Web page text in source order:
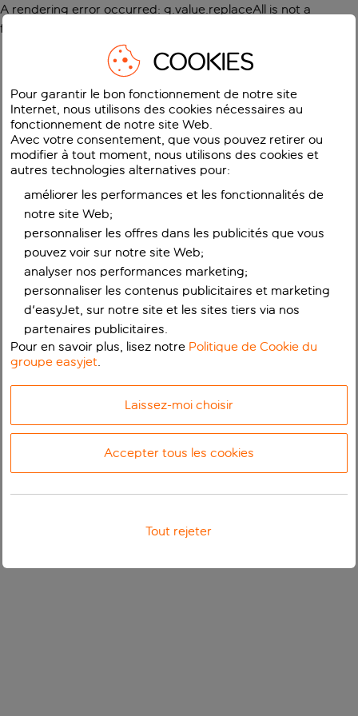
A rendering error occurred: g.value.replaceAll is not a
function
COOKIES
Pour garantir le bon fonctionnement de notre site
Internet, nous utilisons des cookies nécessaires au
fonctionnement de notre site Web.
Avec votre consentement, que vous pouvez retirer ou
modifier à tout moment, nous utilisons des cookies et
autres technologies alternatives pour:
améliorer les performances et les fonctionnalités de
notre site Web;
personnaliser les offres dans les publicités que vous
pouvez voir sur notre site Web;
analyser nos performances marketing;
personnaliser les contenus publicitaires et marketing
d'easyJet, sur notre site et les sites tiers via nos
partenaires publicitaires.
Pour en savoir plus, lisez notre Politique de Cookie du
groupe easyjet.
Laissez-moi choisir
Accepter tous les cookies
Tout rejeter